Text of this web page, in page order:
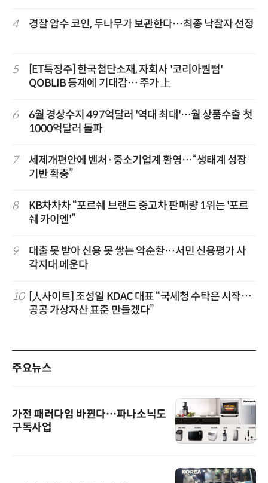
4 경찰 압수 코인, 두나무가 보관한다…최종 낙찰자 선정
5
[ET특징주] 한국첨단소재, 자회사 '코리아퀀텀'
QOBLIB 등재에 기대감… 주가 上
6
6월 경상수지 497억달러 '역대 최대'…월 상품수출 첫
1000억달러 돌파
7
세제개편안에 벤처·중소기업계 환영…“생태계 성장
기반 확충”
8
KB차차차 “포르쉐 브랜드 중고차 판매량 1위는 '포르
쉐 카이엔'”
9
대출 못 받아 신용 못 쌓는 악순환…서민 신용평가 사
각지대 메운다
10
[人사이트] 조성일 KDAC 대표 “국세청 수탁은 시작…
공공 가상자산 표준 만들겠다”
주요뉴스
가전 패러다임 바뀐다…파나소닉도
구독사업